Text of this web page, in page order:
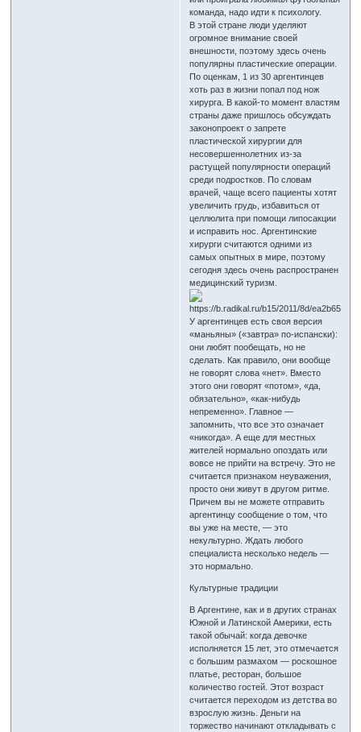
команда, надо идти к психологу.
В этой стране люди уделяют
огромное внимание своей
внешности, поэтому здесь очень
популярны пластические операции.
По оценкам, 1 из 30 аргентинцев
хоть раз в жизни попал под нож
хирурга. В какой-то момент властям
страны даже пришлось обсуждать
законопроект о запрете
пластической хирургии для
несовершеннолетних из-за
растущей популярности операций
среди подростков. По словам
врачей, чаще всего пациенты хотят
увеличить грудь, избавиться от
целлюлита при помощи липосакции
и исправить нос. Аргентинские
хирурги считаются одними из
самых опытных в мире, поэтому
сегодня здесь очень распространен
медицинский туризм.
У аргентинцев есть своя версия
«маньяны» («завтра» по-испански):
они любят пообещать, но не
сделать. Как правило, они вообще
не говорят слова «нет». Вместо
этого они говорят «потом», «да,
обязательно», «как-нибудь
непременно». Главное —
запомнить, что все это означает
«никогда». А еще для местных
жителей нормально опоздать или
вовсе не прийти на встречу. Это не
считается признаком неуважения,
просто они живут в другом ритме.
Причем вы не можете отправить
аргентинцу сообщение о том, что
вы уже на месте, — это
некультурно. Ждать любого
специалиста несколько недель —
это нормально.
Культурные традиции
В Аргентине, как и в других странах
Южной и Латинской Америки, есть
такой обычай: когда девочке
исполняется 15 лет, это отмечается
с большим размахом — роскошное
платье, ресторан, большое
количество гостей. Этот возраст
считается переходом из детства во
взрослую жизнь. Деньги на
торжество начинают откладывать с